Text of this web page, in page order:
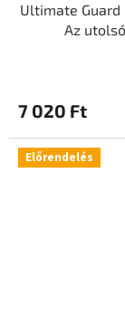
Ultimate Guard
Az
7 020 Ft
Előrendelés